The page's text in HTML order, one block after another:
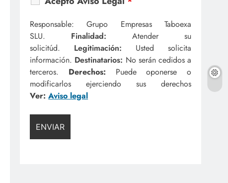
Responsable: Grupo Empresas Taboexa
SLU. Finalidad:Atender su
solicitúd. Legitimación: Usted solicita
información. Destinatarios: No serán cedidos a
terceros. Derechos: Puede oponerse o
modificarlos ejerciendo sus derechos
Ver:Aviso legal